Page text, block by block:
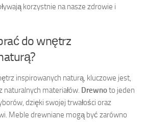
korzystnie na nasze zdrowie i
do wnętrz
inspirowanych naturą, kluczowe jest,
naturalnych materiałów. Drewnoto jeden
dzięki swojej trwałości oraz
Meble drewniane mogą być zarówno